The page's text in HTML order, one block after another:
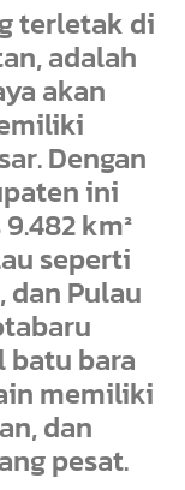
terletak di
adalah
akan
Dengan
ini
km²
seperti
dan Pulau
batu bara
memiliki
dan
pesat.